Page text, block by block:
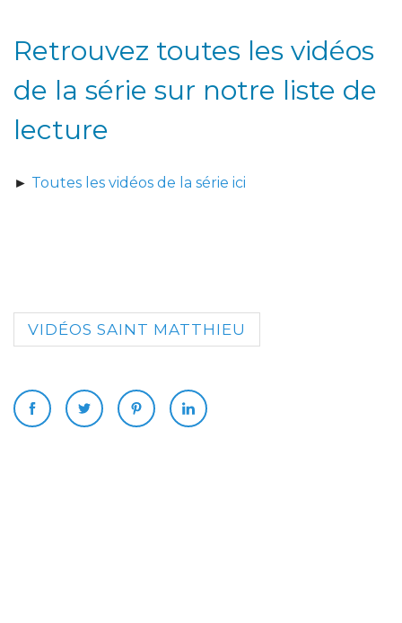
Retrouvez toutes les vidéos
de la série sur notre liste de
lecture
► Toutes les vidéos de la série ici
VIDÉOS SAINT MATTHIEU